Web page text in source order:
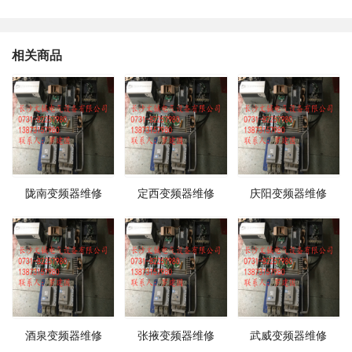
相关商品
陇南变频器维修 定西变频器维修 庆阳变频器维修
酒泉变频器维修 张掖变频器维修 武威变频器维修